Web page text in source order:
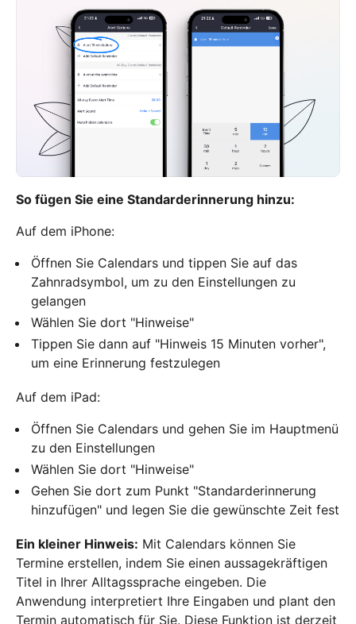
So fügen Sie eine Standarderinnerung hinzu:
Auf dem iPhone:
Öffnen Sie Calendars und tippen Sie auf das
Zahnradsymbol, um zu den Einstellungen zu
gelangen
Wählen Sie dort "Hinweise"
Tippen Sie dann auf "Hinweis 15 Minuten vorher",
um eine Erinnerung festzulegen
Auf dem iPad:
Öffnen Sie Calendars und gehen Sie im Hauptmenü
zu den Einstellungen
Wählen Sie dort "Hinweise"
Gehen Sie dort zum Punkt "Standarderinnerung
hinzufügen" und legen Sie die gewünschte Zeit fest
Ein kleiner Hinweis: Mit Calendars können Sie
Termine erstellen, indem Sie einen aussagekräftigen
Titel in Ihrer Alltagssprache eingeben. Die
Anwendung interpretiert Ihre Eingaben und plant den
Termin automatisch für Sie. Diese Funktion ist derzeit